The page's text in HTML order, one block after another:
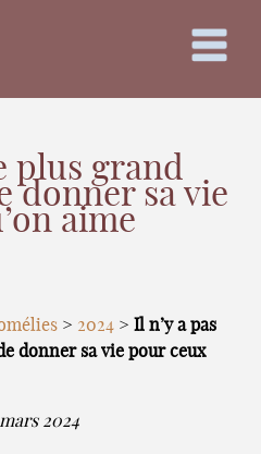
plus grand
donner sa vie
aime
> 2024 >Il n’y a pas
donner sa vie pour ceux
2024